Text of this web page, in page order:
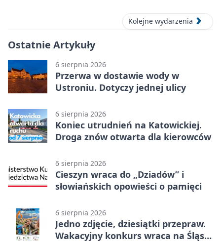
Kolejne wydarzenia
Ostatnie Artykuły
6 sierpnia 2026
Przerwa w dostawie wody w
Ustroniu. Dotyczy jednej ulicy
6 sierpnia 2026
Koniec utrudnień na Katowickiej.
Droga znów otwarta dla kierowców
6 sierpnia 2026
Cieszyn wraca do „Dziadów” i
słowiańskich opowieści o pamięci
6 sierpnia 2026
Jedno zdjęcie, dziesiątki przepraw.
Wakacyjny konkurs wraca na Śląsk